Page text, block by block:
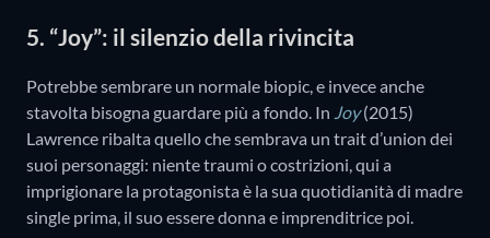
5. “Joy”: il silenzio della rivincita
Potrebbe sembrare un normale biopic, e invece anche
stavolta bisogna guardare più a fondo. In Joy(2015)
Lawrence ribalta quello che sembrava un trait d’union dei
suoi personaggi: niente traumi o costrizioni, qui a
imprigionare la protagonista è la sua quotidianità di madre
single prima, il suo essere donna e imprenditrice poi.